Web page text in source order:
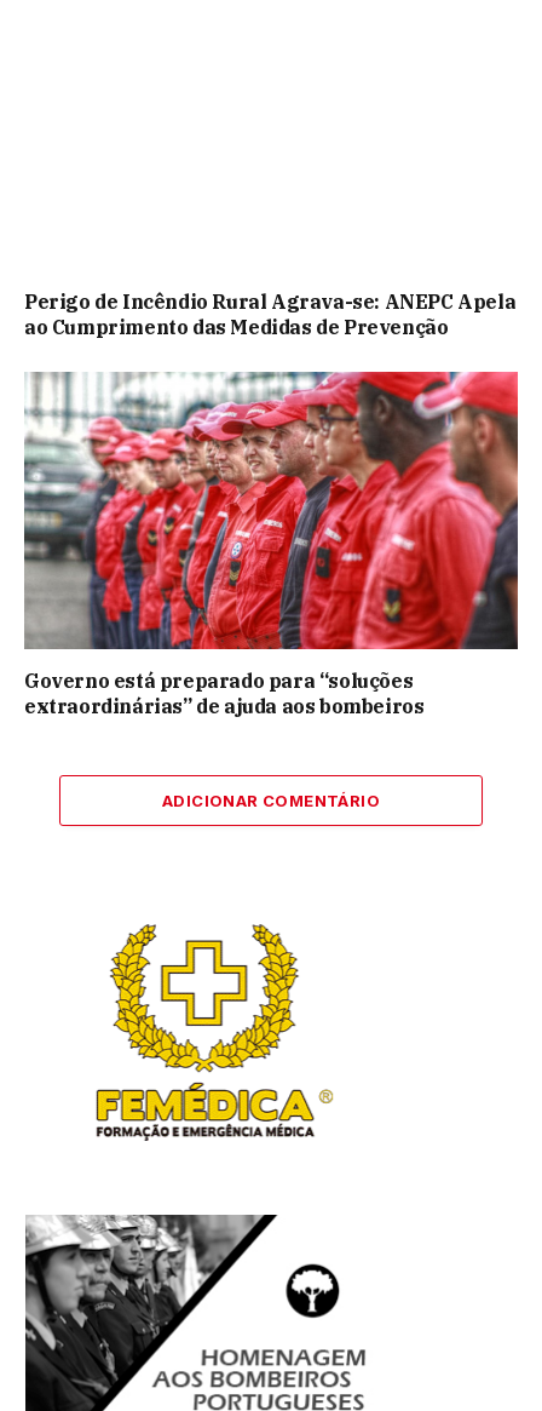
Perigo de Incêndio Rural Agrava-se: ANEPC Apela
ao Cumprimento das Medidas de Prevenção
Governo está preparado para “soluções
extraordinárias” de ajuda aos bombeiros
ADICIONAR COMENTÁRIO